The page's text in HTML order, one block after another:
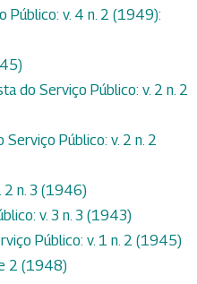
Público: v. 4 n. 2 (1949):
do Serviço Público: v. 2 n. 2
Serviço Público: v. 2 n. 2
2 n. 3 (1946)
v. 3 n. 3 (1943)
Público: v. 1 n. 2 (1945)
2 (1948)